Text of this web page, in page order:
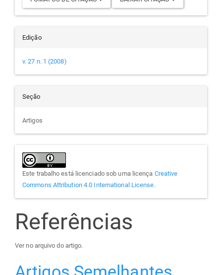
Edição
v. 27 n. 1 (2008)
Seção
Artigos
Este trabalho está licenciado sob uma licença Creative
Commons Attribution 4.0 International License.
Referências
Ver no arquivo do artigo.